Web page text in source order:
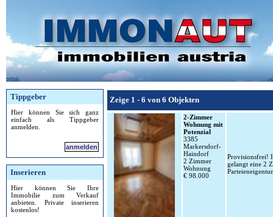
Tippgeber
Hier können Sie sich ganz
einfach als Tippgeber
anmelden.
anmelden
Inserieren
Hier können Sie Ihre
Immobilie zum Verkauf
anbieten. Private inserieren
kostenlos!
Zeige 1 - 6 von 6 Objekten
2-Zimmer
Wohnung mit
Potenzial
3385
Markersdorf-
Haindorf
2 Zimmer
Wohnung
€ 98.000
Provisionsfrei!
gelangt eine 2